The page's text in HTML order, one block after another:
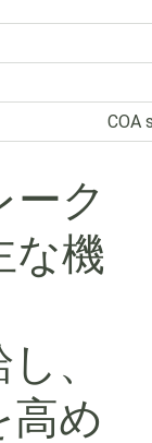
COA
ーク
な機
、
高め